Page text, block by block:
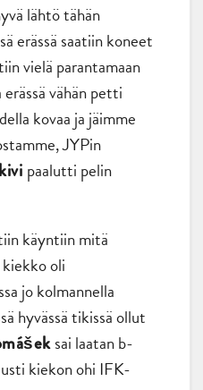
lähtö tähän
erässä saatiin koneet
vielä parantamaan
vähän petti
kovaa ja jäimme
JYPin
paalutti pelin
käyntiin mitä
oli
jo kolmannella
hyvässä tikissä ollut
sai laatan b-
kiekon ohi IFK-